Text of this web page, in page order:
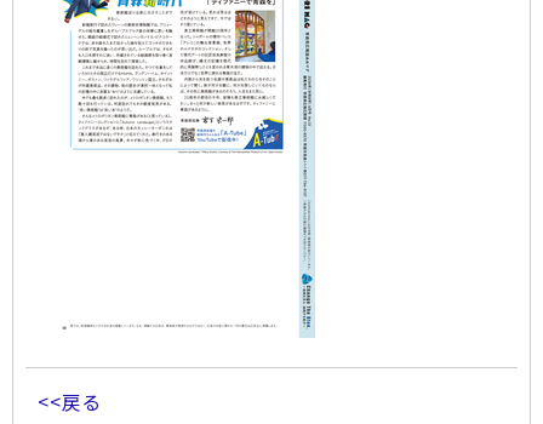
<<戻る